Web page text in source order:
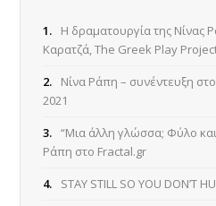
1.
Η δραματουργία της Νίνας
Καρατζά, The Greek Play
2.
Νίνα Ράπη – συνέντευξη
2021
3. “Μια άλλη γλώσσα; Φύλο και
Ράπη στο Fractal.gr
4.
STAY STILL SO YOU DON’T